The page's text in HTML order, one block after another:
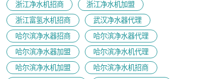
浙江净水机招商
浙江净水机加盟
浙江富氢水机招商
武汉净水器代理
哈尔滨净水器招商
哈尔滨净水器代理
哈尔滨净水器加盟
哈尔滨净水机代理
哈尔滨净水机加盟
哈尔滨净水机招商